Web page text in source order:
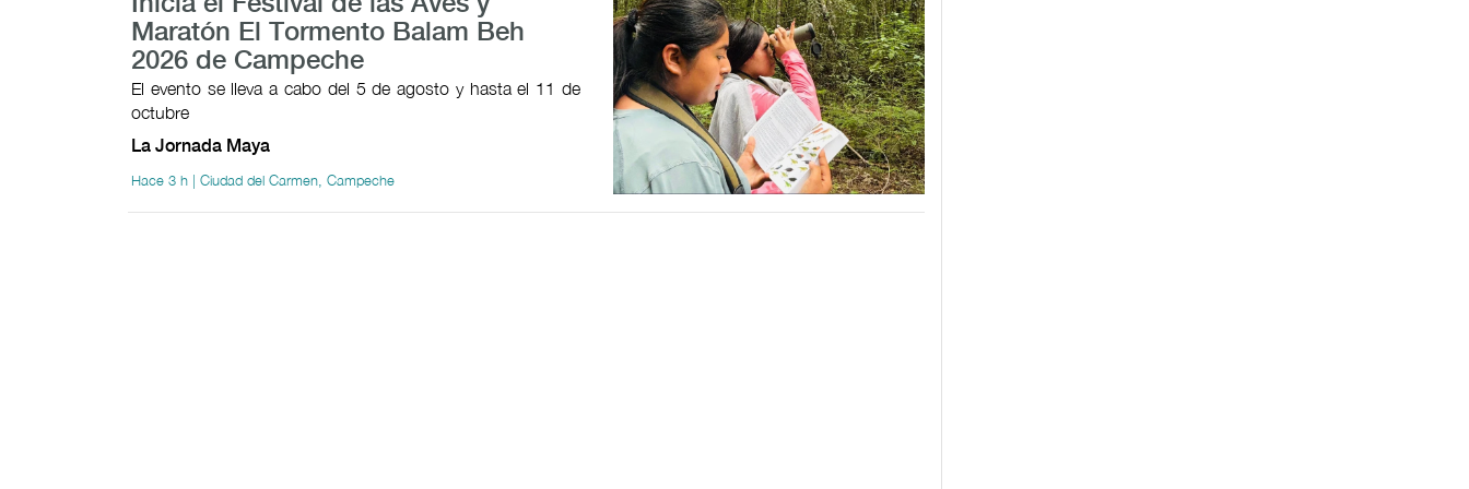
Maratón El Tormento Balam Beh
2026 de Campeche
El evento se lleva a cabo del 5 de agosto y hasta el 11 de
octubre
La Jornada Maya
Hace 3 h | Ciudad del Carmen, Campeche